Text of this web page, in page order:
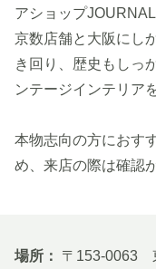
アショップ
京数店舗と大阪にし
き回り、歴史もしっ
ンテージインテリア
本物志向の方におす
め、来店の際は確認
場所： 〒153-0063